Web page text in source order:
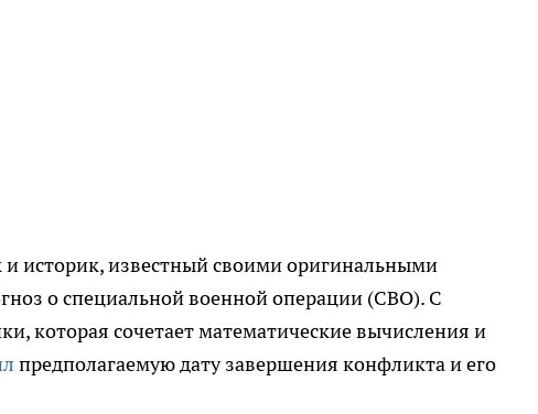
историк, известный своими оригинальными
о специальной военной операции (СВО). С
которая сочетает математические вычисления и
предполагаемую дату завершения конфликта и его